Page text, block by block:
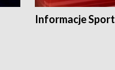
Informacje Sport